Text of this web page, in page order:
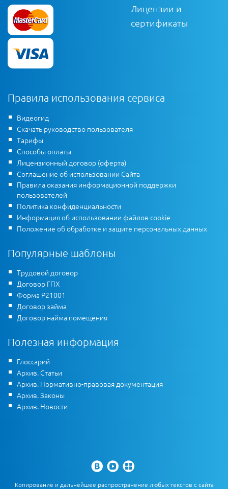
Лицензии и
сертификаты
Правила использования сервиса
Видеогид
Скачать руководство пользователя
Тарифы
Способы оплаты
Лицензионный договор (оферта)
Соглашение об использовании Сайта
Правила оказания информационной поддержки
пользователей
Политика конфиденциальности
Информация об использовании файлов cookie
Положение об обработке и защите персональных данных
Популярные шаблоны
Трудовой договор
Договор ГПХ
Форма Р21001
Договор займа
Договор найма помещения
Полезная информация
Глоссарий
Архив. Статьи
Архив. Нормативно-правовая документация
Архив. Законы
Архив. Новости
Копирование и дальнейшее распространение любых текстов с сайта